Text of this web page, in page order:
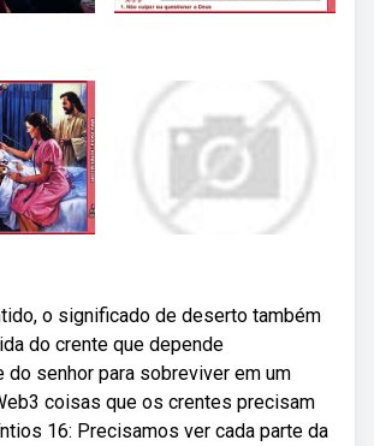
o significado de deserto também
do crente que depende
do senhor para sobreviver em um
coisas que os crentes precisam
16: Precisamos ver cada parte da